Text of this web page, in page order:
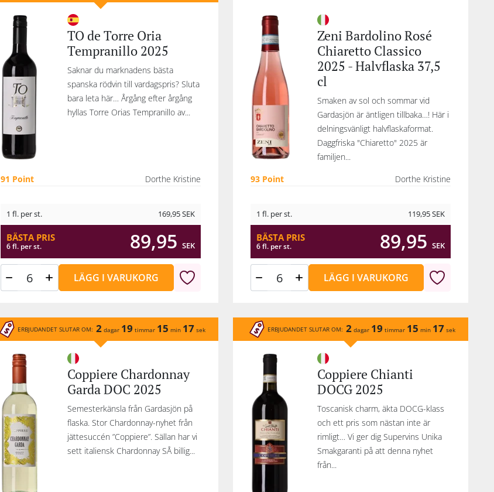
TO de Torre Oria
Tempranillo 2025
Saknar du marknadens bästa
spanska rödvin till vardagspris? Sluta
bara leta här… Årgång efter årgång
hyllas Torre Orias Tempranillo av...
91 Point Dorthe Kristine
1 fl. per st. 169,95SEK
BÄSTA PRIS
6 fl. per st. 89,95 SEK
LÄGG I VARUKORG
Zeni Bardolino Rosé
Chiaretto Classico
2025 - Halvflaska 37,5
cl
Smaken av sol och sommar vid
Gardasjön är äntligen tillbaka…! Här i
delningsvänligt halvflaskaformat.
Daggfriska "Chiaretto" 2025 är
familjen...
93 Point
Dorthe Kristine
1 fl. per st. 119,95SEK
BÄSTA PRIS
6 fl. per st. 89,95 SEK
LÄGG I VARUKORG
ERBJUDANDET SLUTAR OM: 2dagar 19 timmar 15 min 17 sek
Coppiere Chardonnay
Garda DOC 2025
Semesterkänsla från Gardasjön på
flaska. Stor Chardonnay-nyhet från
jättesuccén ”Coppiere”. Sällan har vi
sett italiensk Chardonnay SÅ billig...
ERBJUDANDET SLUTAR OM: 2dagar 19 timmar 15 min 17 sek
Coppiere Chianti
DOCG 2025
Toscanisk charm, äkta DOCG-klass
och ett pris som nästan inte är
rimligt… Vi ger dig Supervins Unika
Smakgaranti på att denna nyhet
från...